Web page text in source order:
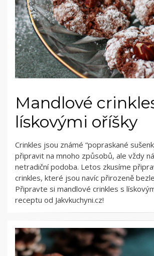
Mandlové
lískovými oříšky
Crinkles jsou známé “popraskané
připravit na mnoho způsobů, ale vždy
netradiční podoba. Letos zkusíme
crinkles, které jsou navíc přirozeně
Připravte si mandlové crinkles s
receptu od Jakvkuchyni.cz!